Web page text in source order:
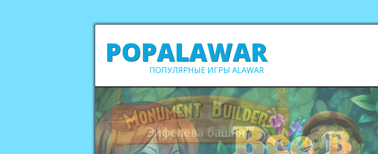
POPALAWAR
ПОПУЛЯРНЫЕ ИГРЫ ALAWAR